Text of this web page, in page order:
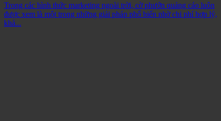
Trong các hình thức marketing ngoài trời, cờ phướn quảng cáo luôn
được xem là một trong những giải pháp phổ biến nhờ chi phí hợp lý,
khả...